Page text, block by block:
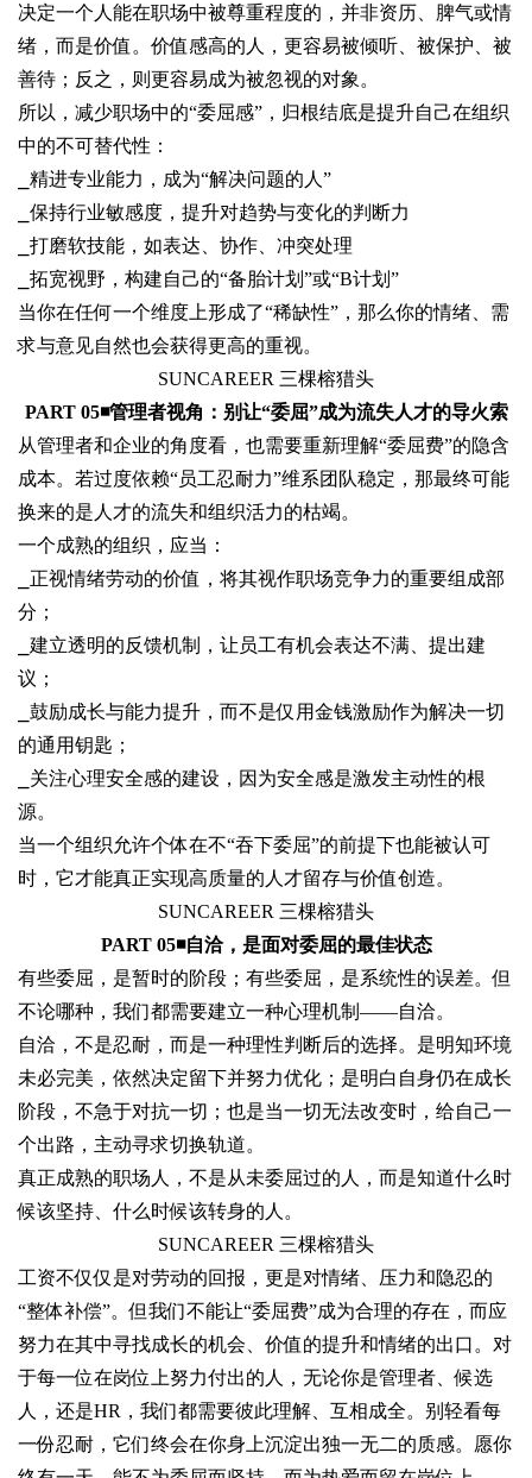
决定一个人能在职场中被尊重程度的，并非资历、脾气或情
绪，而是价值。价值感高的人，更容易被倾听、被保护、被
善待；反之，则更容易成为被忽视的对象。
所以，减少职场中的“委屈感”，归根结底是提升自己在组织
中的不可替代性：
精进专业能力，成为“解决问题的人”
保持行业敏感度，提升对趋势与变化的判断力
打磨软技能，如表达、协作、冲突处理
拓宽视野，构建自己的“备胎计划”或“B计划”
当你在任何一个维度上形成了“稀缺性”，那么你的情绪、需
求与意见自然也会获得更高的重视。
SUNCAREER 三棵榕猎头
PART 05◾管理者视角：别让“委屈”成为流失人才的导火索
从管理者和企业的角度看，也需要重新理解“委屈费”的隐含
成本。若过度依赖“员工忍耐力”维系团队稳定，那最终可能
换来的是人才的流失和组织活力的枯竭。
一个成熟的组织，应当：
正视情绪劳动的价值，将其视作职场竞争力的重要组成部
分；
建立透明的反馈机制，让员工有机会表达不满、提出建
议；
鼓励成长与能力提升，而不是仅用金钱激励作为解决一切
的通用钥匙；
关注心理安全感的建设， 因为安全感是激发主动性的根
源。
当一个组织允许个体在不“吞下委屈”的前提下也能被认可
时，它才能真正实现高质量的人才留存与价值创造。
SUNCAREER 三棵榕猎头
PART 05◾自洽，是面对委屈的最佳状态
有些委屈，是暂时的阶段；有些委屈，是系统性的误差。但
不论哪种，我们都需要建立一种心理机制——自洽。
自洽，不是忍耐，而是一种理性判断后的选择。是明知环境
未必完美，依然决定留下并努力优化；是明白自身仍在成长
阶段，不急于对抗一切；也是当一切无法改变时，给自己一
个出路，主动寻求切换轨道。
真正成熟的职场人，不是从未委屈过的人，而是知道什么时
候该坚持、什么时候该转身的人。
SUNCAREER 三棵榕猎头
工资不仅仅是对劳动的回报，更是对情绪、压力和隐忍的
“整体补偿”。但我们不能让“委屈费”成为合理的存在，而应
努力在其中寻找成长的机会、价值的提升和情绪的出口。对
于每一位在岗位上努力付出的人，无论你是管理者、候选
人，还是HR，我们都需要彼此理解、互相成全。别轻看每
一份忍耐，它们终会在你身上沉淀出独一无二的质感。愿你